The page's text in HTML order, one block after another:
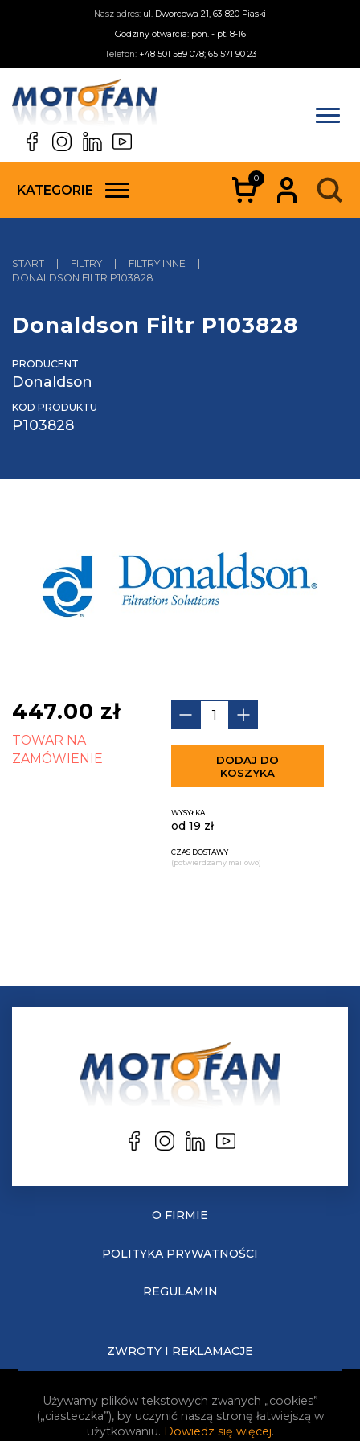
Nasz adres: ul. Dworcowa 21, 63-820 Piaski
Godziny otwarcia: pon. - pt. 8-16
Telefon: +48 501 589 078; 65 571 90 23
KATEGORIE
0
START | FILTRY | FILTRY INNE
|
DONALDSON FILTR P103828
Donaldson Filtr P103828
PRODUCENT
Donaldson
KOD PRODUKTU
P103828
447.00 zł
TOWAR NA
ZAMÓWIENIE
DODAJ DO
KOSZYKA
WYSYŁKA
od 19 zł
CZAS DOSTAWY
(potwierdzamy mailowo)
O FIRMIE
POLITYKA PRYWATNOŚCI
REGULAMIN
ZWROTY I REKLAMACJE
JAK KUPOWAĆ?
Używamy plików tekstowych zwanych „cookies”
(„ciasteczka”), by uczynić naszą stronę łatwiejszą w
użytkowaniu. Dowiedz się więcej.